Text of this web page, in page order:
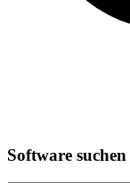
Software suchen